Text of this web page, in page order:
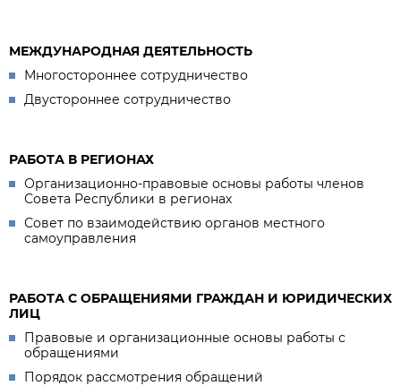
МЕЖДУНАРОДНАЯ ДЕЯТЕЛЬНОСТЬ
Многостороннее сотрудничество
Двустороннее сотрудничество
РАБОТА В РЕГИОНАХ
Организационно-правовые основы работы членов
Совета Республики в регионах
Совет по взаимодействию органов местного
самоуправления
РАБОТА С ОБРАЩЕНИЯМИ ГРАЖДАН И ЮРИДИЧЕСКИХ
ЛИЦ
Правовые и организационные основы работы с
обращениями
Порядок рассмотрения обращений